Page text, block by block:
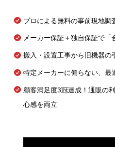
プロによる無料の事前現地調
メーカー保証＋独自保証で「
搬入・設置工事から旧機器の
特定メーカーに偏らない、最
顧客満足度3冠達成！通販の
心感を両立